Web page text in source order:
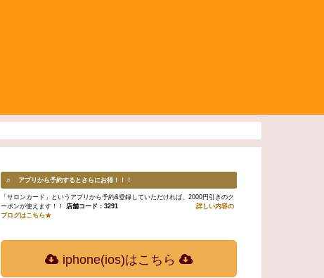
♬ アプリから予約するとさらにお得！！！
「サロンカード」というアプリから予約&登録していただければ、2000円引きのク
ーポンが使えます！！ 店舗コード：3291
詳しい内容の
ブログはこちら★
iphone(ios)はこちら